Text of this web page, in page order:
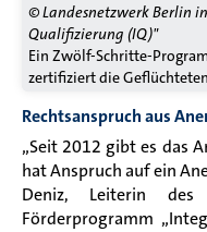
© Landesnetzwerk Berlin
Qualifizierung (IQ)"
Ein Zwölf-Schritte-
zertifiziert die
Rechtsanspruch aus
„Seit 2012 gibt es das
hat Anspruch auf ein
Deniz,
Leiterin des
Förderprogramm